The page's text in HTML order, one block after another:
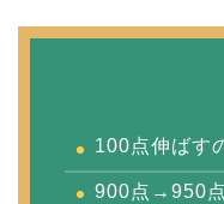
100点伸ばす
900点→950